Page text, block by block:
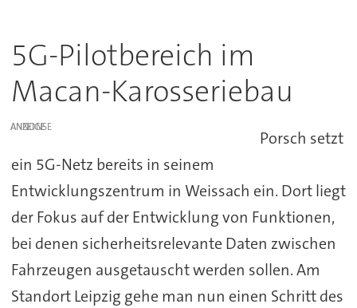
5G-Pilotbereich im
Macan-Karosseriebau
ANZEIGE
Porsch setzt
ein 5G-Netz bereits in seinem
Entwicklungszentrum in Weissach ein. Dort liegt
der Fokus auf der Entwicklung von Funktionen,
bei denen sicherheitsrelevante Daten zwischen
Fahrzeugen ausgetauscht werden sollen. Am
Standort Leipzig gehe man nun einen Schritt des